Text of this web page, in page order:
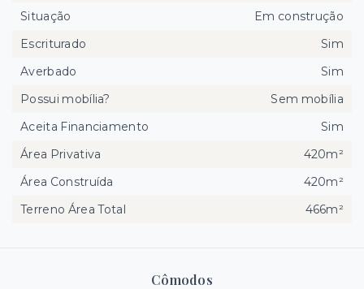
Cômodos
Situação
Em construção
Escriturado
Sim
Averbado
Sim
Possui mobília?
Sem mobília
Aceita Financiamento
Sim
Área Privativa
420m²
Área Construída
420m²
Terreno Área Total
466m²